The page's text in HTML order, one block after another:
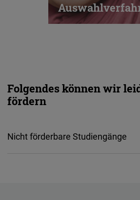
Folgendes können wir
fördern
Nicht förderbare Studiengänge